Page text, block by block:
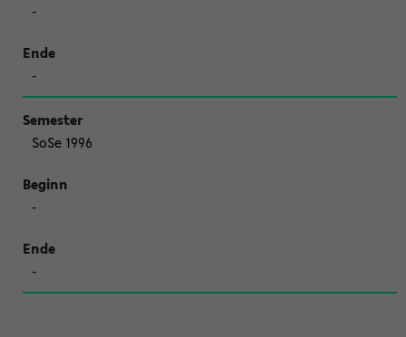
-
-
SoSe 1996
-
-